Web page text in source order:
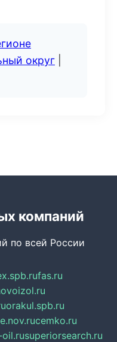
округ
компаний
по всей России
fas.ru
orakul.spb.ru
cemko.ru
superiorsearch.ru